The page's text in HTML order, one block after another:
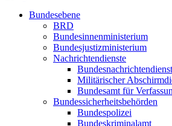
Bundesebene
BRD
Bundesinnenministerium
Bundesjustizministerium
Nachrichtendienste
Bundesnachrichtendienst
Militärischer
Bundesamt für
Bundessicherheitsbehörden
Bundespolizei
Bundeskriminalamt